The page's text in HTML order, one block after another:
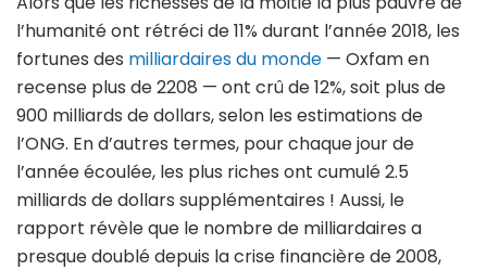
l’humanité ont rétréci de 11% durant l’année 2018, les
fortunes des milliardaires du monde — Oxfam en
recense plus de 2208 — ont crû de 12%, soit plus de
900 milliards de dollars, selon les estimations de
l’ONG. En d’autres termes, pour chaque jour de
l’année écoulée, les plus riches ont cumulé 2.5
milliards de dollars supplémentaires ! Aussi, le
rapport révèle que le nombre de milliardaires a
presque doublé depuis la crise financière de 2008,